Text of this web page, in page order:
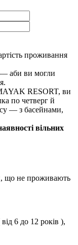
проживання
аби ви могли
RESORT, ви
по четверг й
— з басейнами,
вільних
що не проживають
6 до 12 років ),